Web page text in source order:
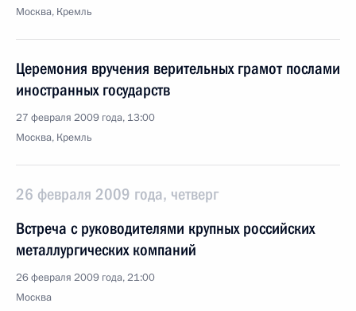
Москва, Кремль
Церемония вручения верительных грамот послами
иностранных государств
27 февраля 2009 года, 13:00
Москва, Кремль
26 февраля 2009 года, четверг
Встреча с руководителями крупных российских
металлургических компаний
26 февраля 2009 года, 21:00
Москва